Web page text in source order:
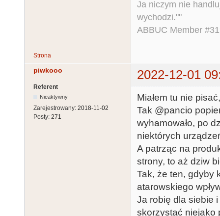
Ja niczym nie
wychodzi.""
ABBUC Member
Strona
piwkooo 2022-12-01
Referent
Nieaktywny
Zarejestrowany: 2018-11-02
Posty: 271
Miałem tu nie
Tak @pancio
wyhamowało, po
niektórych
A patrząc na
strony, to aż dziw
Tak, że ten, gdyby
atarowskiego
Ja robię dla siebie
skorzystać niejako